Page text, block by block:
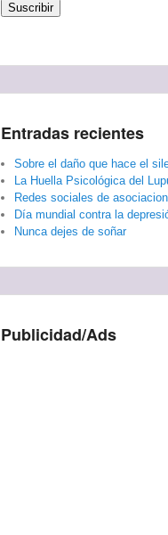
Suscribir
Entradas recientes
Sobre el daño que hace el
La Huella Psicológica del
Redes sociales de
Día mundial contra la
Nunca dejes de soñar
Publicidad/Ads